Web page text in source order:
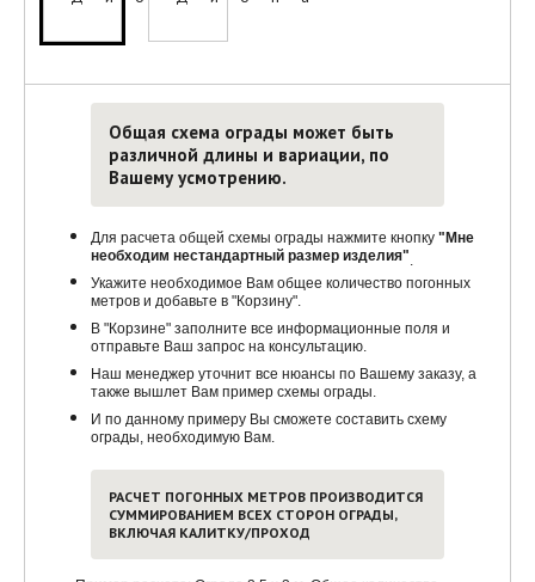
Общая схема ограды может быть
различной длины и вариации, по
Вашему усмотрению.
Для расчета общей схемы ограды нажмите кнопку "Мне
необходим нестандартный размер изделия"
Укажите необходимое Вам общее количество погонных
метров и добавьте в "Корзину".
В "Корзине" заполните все информационные поля и
отправьте Ваш запрос на консультацию.
Наш менеджер уточнит все нюансы по Вашему заказу, а
также вышлет Вам пример схемы ограды.
И по данному примеру Вы сможете составить схему
ограды, необходимую Вам.
РАСЧЕТ ПОГОННЫХ МЕТРОВ ПРОИЗВОДИТСЯ
СУММИРОВАНИЕМ ВСЕХ СТОРОН ОГРАДЫ,
ВКЛЮЧАЯ КАЛИТКУ/ПРОХОД